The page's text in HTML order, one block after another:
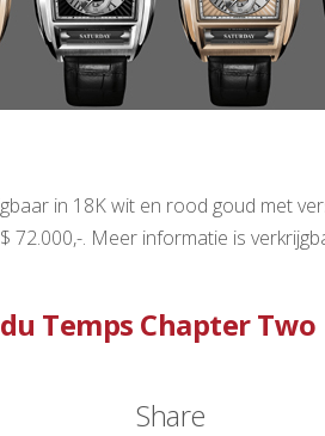
in 18K wit en rood goud met
72.000,-. Meer informatie is
Temps Chapter Two
Share